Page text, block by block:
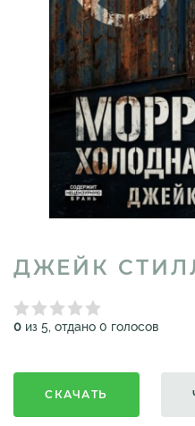
ДЖЕЙК
0 из 5, отдано 0 голосов
СКАЧАТЬ